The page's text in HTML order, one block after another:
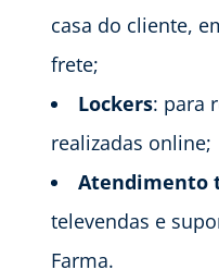
casa do cliente,
frete;
Lockers: para
realizadas online;
Atendimento
televendas e
Farma.